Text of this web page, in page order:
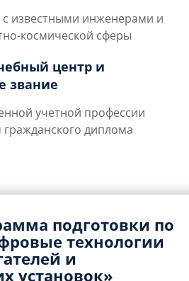
известными инженерами и
космической сферы
центр и
звание
учетной профессии
диплома
подготовки по
технологии
и
установок»